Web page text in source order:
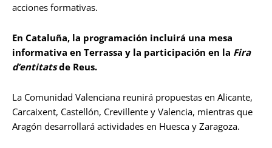
acciones formativas.
En Cataluña, la programación incluirá una mesa
informativa en Terrassa y la participación en la Fira
d’entitatsde Reus.
La Comunidad Valenciana reunirá propuestas en Alicante,
Carcaixent, Castellón, Crevillente y Valencia, mientras que
Aragón desarrollará actividades en Huesca y Zaragoza.